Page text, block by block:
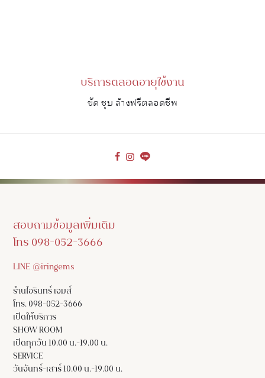
บริการตลอดอายุใช้งาน
ขัด ชุบ ล้างฟรีตลอดชีพ
สอบถามข้อมูลเพิ่มเติม
โทร 098-052-3666
LINE @iringems
ร้านไอรินทร์ เจมส์
โทร. 098-052-3666
เปิดให้บริการ
SHOW ROOM
เปิดทุกวัน 10.00 น.-19.00 น.
SERVICE
วันจันทร์-เสาร์ 10.00 น.-19.00 น.